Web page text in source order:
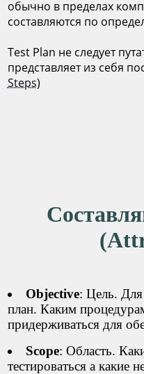
обычно в пределах
составляются по
Test Plan не следует
представляет из себя
Steps)
Objective: Цель. Для
план. Каким
придерживаться для
Scope: Область.
тестироваться а какие